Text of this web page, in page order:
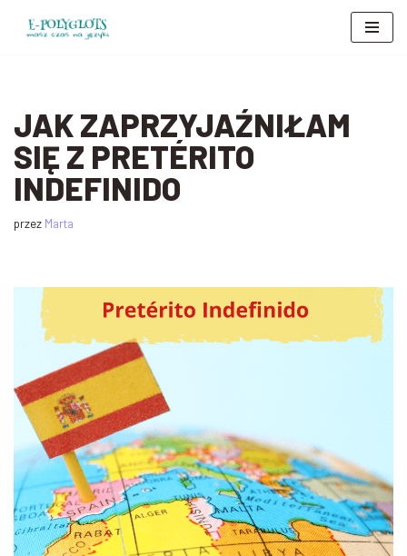
JAK ZAPRZYJAŹNIŁAM
SIĘ Z PRETÉRITO
INDEFINIDO
przez Marta